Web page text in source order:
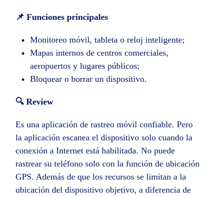
📌 Funciones principales
Monitoreo móvil, tableta o reloj inteligente;
Mapas internos de centros comerciales,
aeropuertos y lugares públicos;
Bloquear o borrar un dispositivo.
🔍 Review
Es una aplicación de rastreo móvil confiable. Pero
la aplicación escanea el dispositivo solo cuando la
conexión a Internet está habilitada. No puede
rastrear su teléfono solo con la función de ubicación
GPS. Además de que los recursos se limitan a la
ubicación del dispositivo objetivo, a diferencia de